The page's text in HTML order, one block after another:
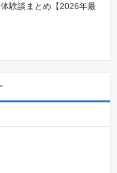
験談まとめ【2026年最